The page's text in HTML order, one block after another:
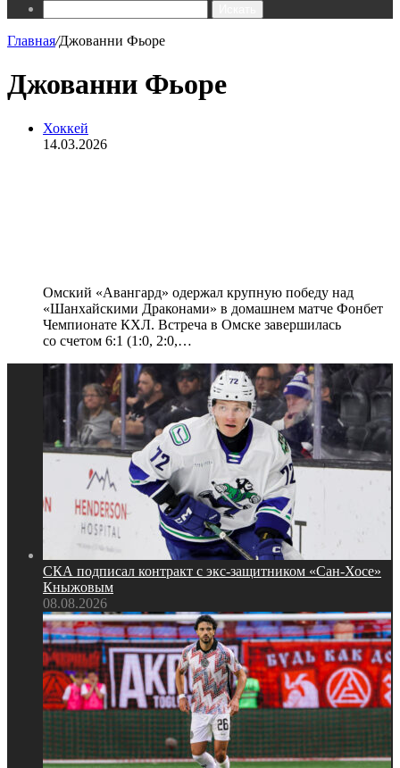
Главная/Джованни Фьоре
Джованни Фьоре
Хоккей
14.03.2026
Омский «Авангард» одержал крупную победу над
«Шанхайскими Драконами» в домашнем матче Фонбет
Чемпионате КХЛ. Встреча в Омске завершилась
со счетом 6:1 (1:0, 2:0,…
СКА подписал контракт с экс‑защитником «Сан‑Хосе»
Кныжовым
08.08.2026